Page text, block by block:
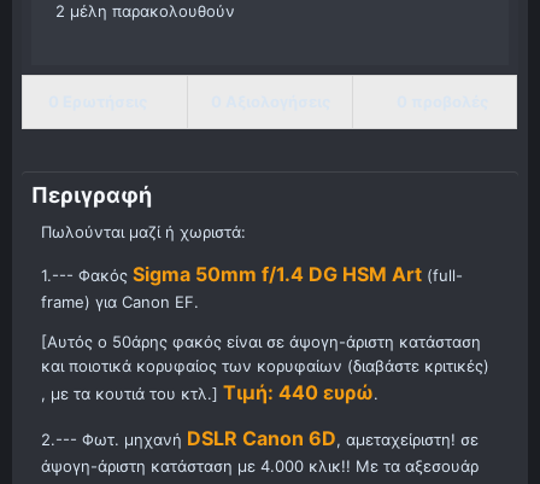
2 μέλη παρακολουθούν
Περιγραφή
Πωλούνται μαζί ή χωριστά:
1.--- Φακός Sigma 50mm f/1.4 DG HSM Art (full-
frame) για Canon EF.
[Αυτός ο 50άρης φακός είναι σε άψογη-άριστη κατάσταση
και ποιοτικά κορυφαίος των κορυφαίων (διαβάστε κριτικές)
, με τα κουτιά του κτλ.] Τιμή: 440 ευρώ.
2.--- Φωτ. μηχανή DSLR Canon 6D, αμεταχείριστη! σε
άψογη-άριστη κατάσταση με 4.000 κλικ!! Με τα αξεσουάρ